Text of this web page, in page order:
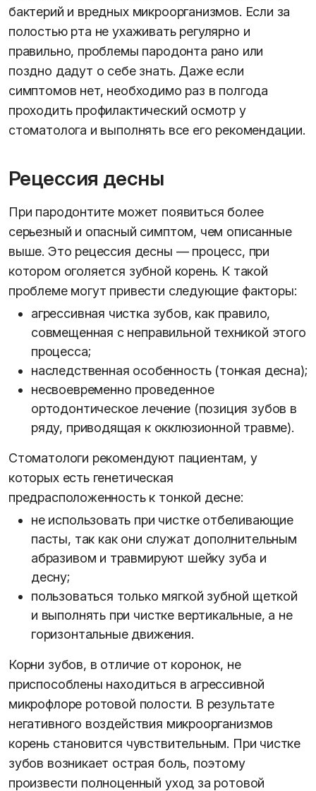
бактерий и вредных микроорганизмов. Если за
полостью рта не ухаживать регулярно и
правильно, проблемы пародонта рано или
поздно дадут о себе знать. Даже если
симптомов нет, необходимо раз в полгода
проходить профилактический осмотр у
стоматолога и выполнять все его рекомендации.
Рецессия десны
При пародонтите может появиться более
серьезный и опасный симптом, чем описанные
выше. Это рецессия десны — процесс, при
котором оголяется зубной корень. К такой
проблеме могут привести следующие факторы:
агрессивная чистка зубов, как правило,
совмещенная с неправильной техникой этого
процесса;
наследственная особенность (тонкая десна);
несвоевременно проведенное
ортодонтическое лечение (позиция зубов в
ряду, приводящая к окклюзионной травме).
Стоматологи рекомендуют пациентам, у
которых есть генетическая
предрасположенность к тонкой десне:
не использовать при чистке отбеливающие
пасты, так как они служат дополнительным
абразивом и травмируют шейку зуба и
десну;
пользоваться только мягкой зубной щеткой
и выполнять при чистке вертикальные, а не
горизонтальные движения.
Корни зубов, в отличие от коронок, не
приспособлены находиться в агрессивной
микрофлоре ротовой полости. В результате
негативного воздействия микроорганизмов
корень становится чувствительным. При чистке
зубов возникает острая боль, поэтому
произвести полноценный уход за ротовой